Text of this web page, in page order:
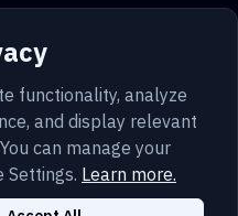
functionality, analyze
and display relevant
can manage your
Settings. Learn more.
Australia
Peta situs Keamanan